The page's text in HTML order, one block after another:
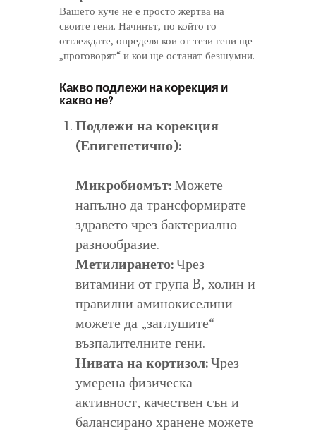
Вашето куче не е просто жертва на
своите гени. Начинът, по който го
отглеждате, определя кои от тези гени ще
„проговорят“ и кои ще останат безшумни.
Какво подлежи на корекция и
какво не?
Подлежи на корекция
(Епигенетично):
Микробиомът:Можете
напълно да трансформирате
здравето чрез бактериално
разнообразие.
Метилирането:Чрез
витамини от група B, холин и
правилни аминокиселини
можете да „заглушите“
възпалителните гени.
Нивата на кортизол:Чрез
умерена физическа
активност, качествен сън и
балансирано хранене можете